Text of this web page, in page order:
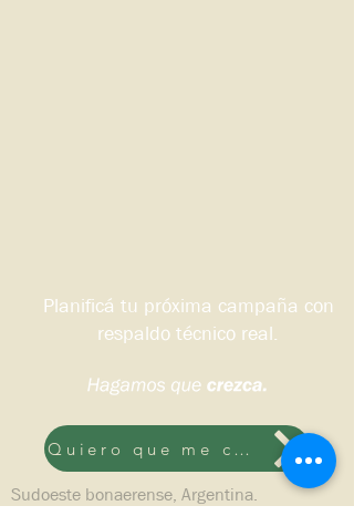
Planificá tu próxima campaña con
respaldo técnico real.
Quiero que me contacten
Sudoeste bonaerense, Argentina.